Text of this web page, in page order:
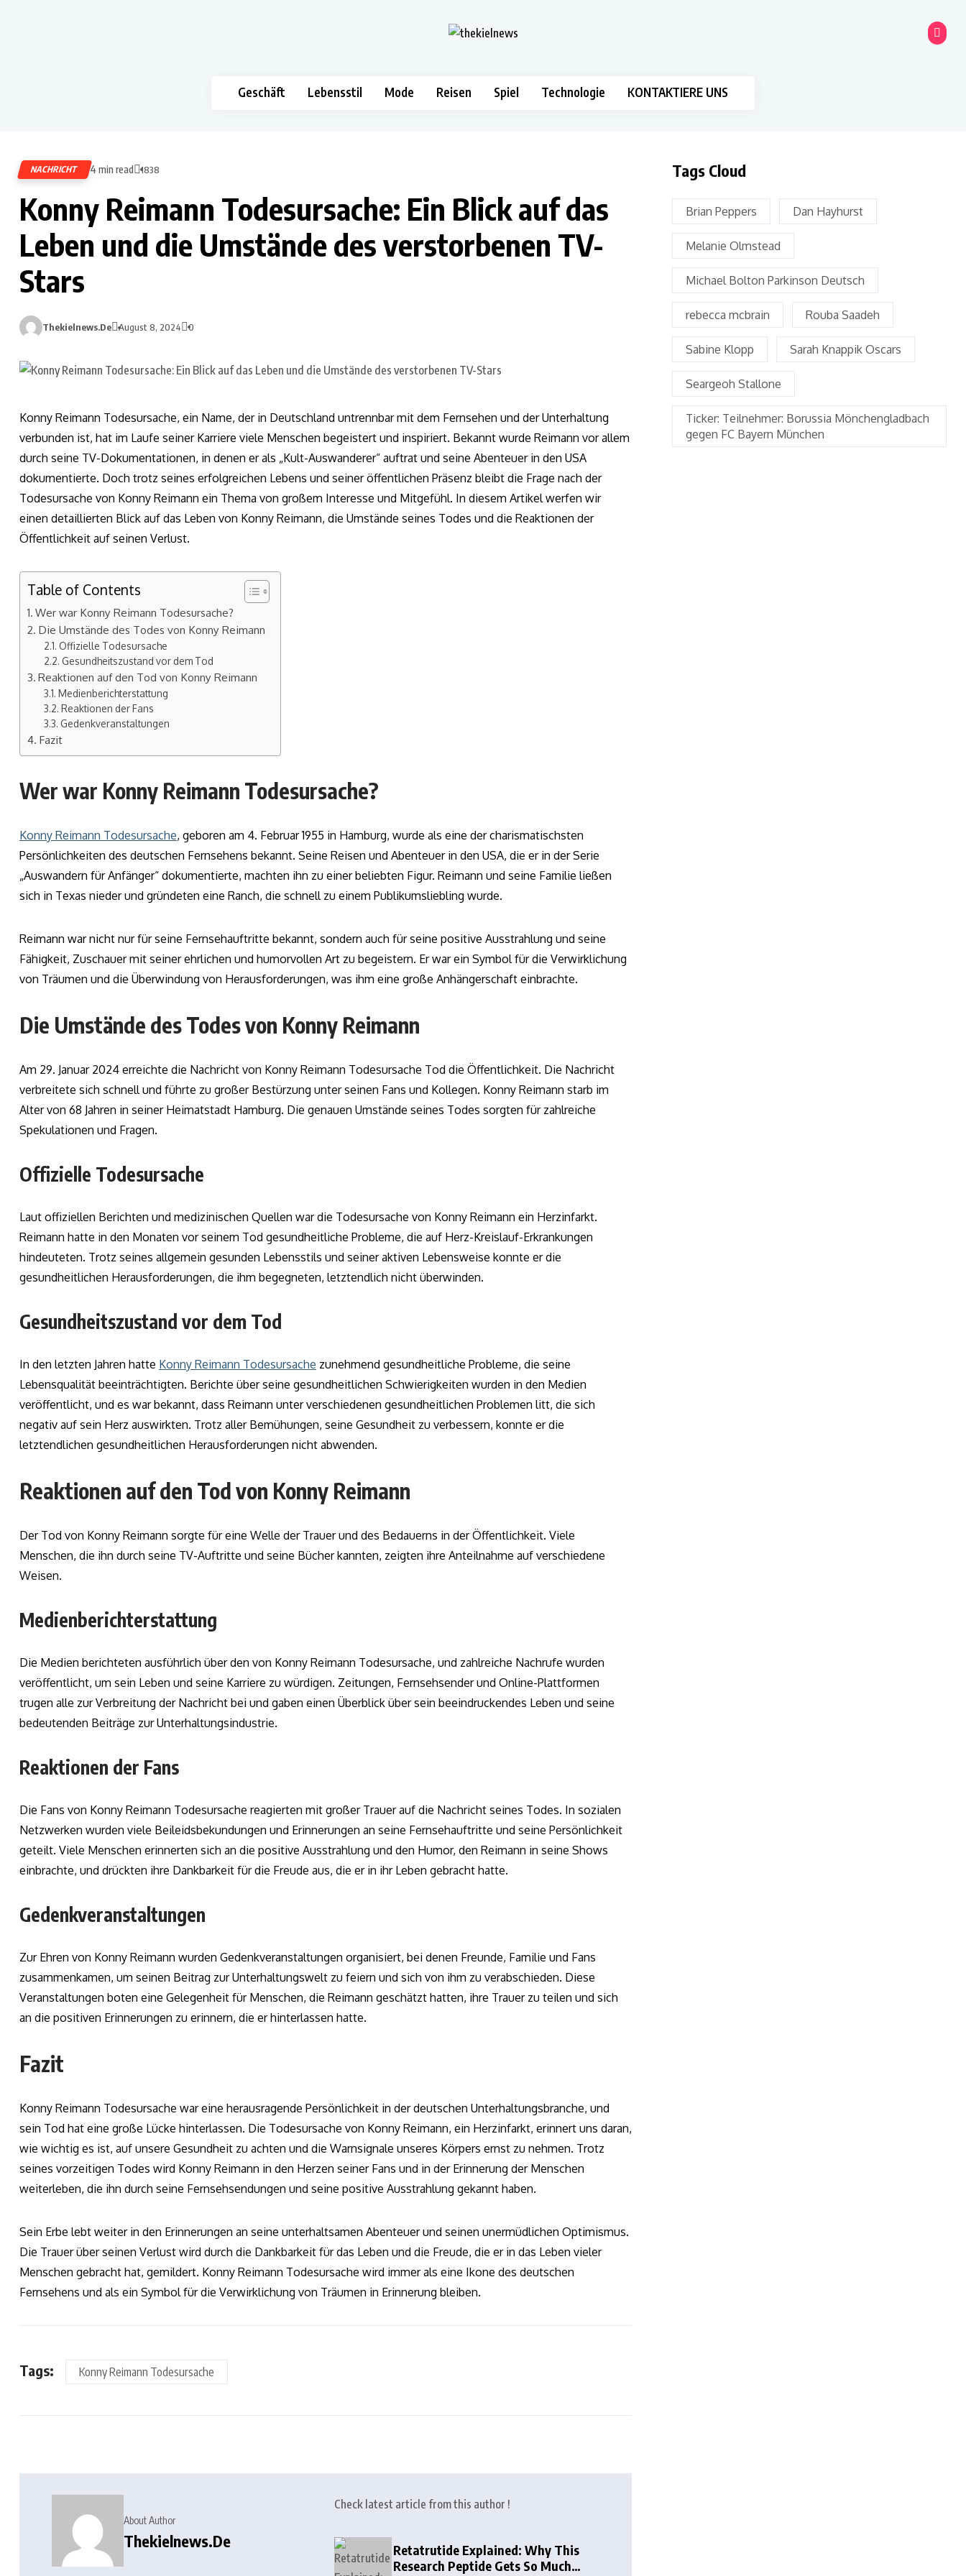
Geschäft Lebensstil Mode Reisen Spiel Technologie KONTAKTIERE UNS
NACHRICHT 4 min read 1838
Konny Reimann Todesursache: Ein Blick auf das
Leben und die Umstände des verstorbenen TV-
Stars
Thekielnews.de August 8, 2024 0
Konny Reimann Todesursache, ein Name, der in Deutschland untrennbar mit dem Fernsehen und der Unterhaltung
verbunden ist, hat im Laufe seiner Karriere viele Menschen begeistert und inspiriert. Bekannt wurde Reimann vor allem
durch seine TV-Dokumentationen, in denen er als „Kult-Auswanderer“ auftrat und seine Abenteuer in den USA
dokumentierte. Doch trotz seines erfolgreichen Lebens und seiner öffentlichen Präsenz bleibt die Frage nach der
Todesursache von Konny Reimann ein Thema von großem Interesse und Mitgefühl. In diesem Artikel werfen wir
einen detaillierten Blick auf das Leben von Konny Reimann, die Umstände seines Todes und die Reaktionen der
Öffentlichkeit auf seinen Verlust.
Table of Contents
Wer war Konny Reimann Todesursache?
Die Umstände des Todes von Konny Reimann
Offizielle Todesursache
Gesundheitszustand vor dem Tod
Reaktionen auf den Tod von Konny Reimann
Medienberichterstattung
Reaktionen der Fans
Gedenkveranstaltungen
Fazit
Wer war Konny Reimann Todesursache?
Konny Reimann Todesursache, geboren am 4. Februar 1955 in Hamburg, wurde als eine der charismatischsten
Persönlichkeiten des deutschen Fernsehens bekannt. Seine Reisen und Abenteuer in den USA, die er in der Serie
„Auswandern für Anfänger“ dokumentierte, machten ihn zu einer beliebten Figur. Reimann und seine Familie ließen
sich in Texas nieder und gründeten eine Ranch, die schnell zu einem Publikumsliebling wurde.
Reimann war nicht nur für seine Fernsehauftritte bekannt, sondern auch für seine positive Ausstrahlung und seine
Fähigkeit, Zuschauer mit seiner ehrlichen und humorvollen Art zu begeistern. Er war ein Symbol für die Verwirklichung
von Träumen und die Überwindung von Herausforderungen, was ihm eine große Anhängerschaft einbrachte.
Die Umstände des Todes von Konny Reimann
Am 29. Januar 2024 erreichte die Nachricht von Konny Reimann Todesursache Tod die Öffentlichkeit. Die Nachricht
verbreitete sich schnell und führte zu großer Bestürzung unter seinen Fans und Kollegen. Konny Reimann starb im
Alter von 68 Jahren in seiner Heimatstadt Hamburg. Die genauen Umstände seines Todes sorgten für zahlreiche
Spekulationen und Fragen.
Offizielle Todesursache
Laut offiziellen Berichten und medizinischen Quellen war die Todesursache von Konny Reimann ein Herzinfarkt.
Reimann hatte in den Monaten vor seinem Tod gesundheitliche Probleme, die auf Herz-Kreislauf-Erkrankungen
hindeuteten. Trotz seines allgemein gesunden Lebensstils und seiner aktiven Lebensweise konnte er die
gesundheitlichen Herausforderungen, die ihm begegneten, letztendlich nicht überwinden.
Gesundheitszustand vor dem Tod
In den letzten Jahren hatte Konny Reimann Todesursache zunehmend gesundheitliche Probleme, die seine
Lebensqualität beeinträchtigten. Berichte über seine gesundheitlichen Schwierigkeiten wurden in den Medien
veröffentlicht, und es war bekannt, dass Reimann unter verschiedenen gesundheitlichen Problemen litt, die sich
negativ auf sein Herz auswirkten. Trotz aller Bemühungen, seine Gesundheit zu verbessern, konnte er die
letztendlichen gesundheitlichen Herausforderungen nicht abwenden.
Reaktionen auf den Tod von Konny Reimann
Der Tod von Konny Reimann sorgte für eine Welle der Trauer und des Bedauerns in der Öffentlichkeit. Viele
Menschen, die ihn durch seine TV-Auftritte und seine Bücher kannten, zeigten ihre Anteilnahme auf verschiedene
Weisen.
Medienberichterstattung
Die Medien berichteten ausführlich über den von Konny Reimann Todesursache, und zahlreiche Nachrufe wurden
veröffentlicht, um sein Leben und seine Karriere zu würdigen. Zeitungen, Fernsehsender und Online-Plattformen
trugen alle zur Verbreitung der Nachricht bei und gaben einen Überblick über sein beeindruckendes Leben und seine
bedeutenden Beiträge zur Unterhaltungsindustrie.
Reaktionen der Fans
Die Fans von Konny Reimann Todesursache reagierten mit großer Trauer auf die Nachricht seines Todes. In sozialen
Netzwerken wurden viele Beileidsbekundungen und Erinnerungen an seine Fernsehauftritte und seine Persönlichkeit
geteilt. Viele Menschen erinnerten sich an die positive Ausstrahlung und den Humor, den Reimann in seine Shows
einbrachte, und drückten ihre Dankbarkeit für die Freude aus, die er in ihr Leben gebracht hatte.
Gedenkveranstaltungen
Zur Ehren von Konny Reimann wurden Gedenkveranstaltungen organisiert, bei denen Freunde, Familie und Fans
zusammenkamen, um seinen Beitrag zur Unterhaltungswelt zu feiern und sich von ihm zu verabschieden. Diese
Veranstaltungen boten eine Gelegenheit für Menschen, die Reimann geschätzt hatten, ihre Trauer zu teilen und sich
an die positiven Erinnerungen zu erinnern, die er hinterlassen hatte.
Fazit
Konny Reimann Todesursache war eine herausragende Persönlichkeit in der deutschen Unterhaltungsbranche, und
sein Tod hat eine große Lücke hinterlassen. Die Todesursache von Konny Reimann, ein Herzinfarkt, erinnert uns daran,
wie wichtig es ist, auf unsere Gesundheit zu achten und die Warnsignale unseres Körpers ernst zu nehmen. Trotz
seines vorzeitigen Todes wird Konny Reimann in den Herzen seiner Fans und in der Erinnerung der Menschen
weiterleben, die ihn durch seine Fernsehsendungen und seine positive Ausstrahlung gekannt haben.
Sein Erbe lebt weiter in den Erinnerungen an seine unterhaltsamen Abenteuer und seinen unermüdlichen Optimismus.
Die Trauer über seinen Verlust wird durch die Dankbarkeit für das Leben und die Freude, die er in das Leben vieler
Menschen gebracht hat, gemildert. Konny Reimann Todesursache wird immer als eine Ikone des deutschen
Fernsehens und als ein Symbol für die Verwirklichung von Träumen in Erinnerung bleiben.
Tags: Konny Reimann Todesursache
About Author
Thekielnews.de
Check latest article from this author !
Retatrutide Explained: Why This
Research Peptide Gets So Much
Tags Cloud
Brian Peppers Dan Hayhurst
Melanie Olmstead
Michael Bolton Parkinson Deutsch
rebecca mcbrain Rouba Saadeh
Sabine Klopp Sarah Knappik Oscars
Seargeoh Stallone
Ticker: Teilnehmer: Borussia Mönchengladbach
gegen FC Bayern München